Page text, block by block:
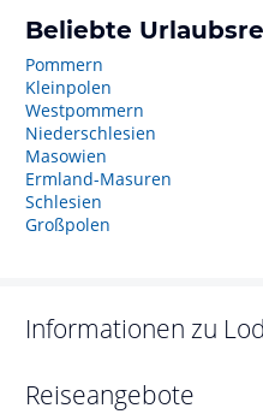
Beliebte
Pommern
Kleinpolen
Westpommern
Niederschlesien
Masowien
Ermland-Masuren
Schlesien
Großpolen
Informationen zu
Reiseangebote